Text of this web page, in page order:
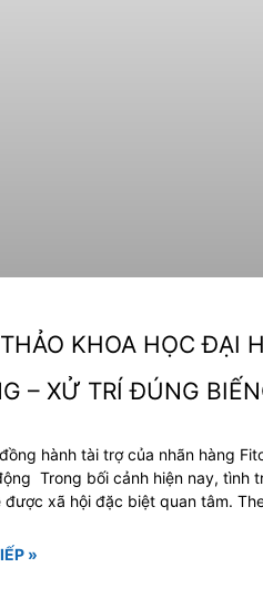
KHOA HỌC ĐẠI
– XỬ TRÍ ĐÚNG
hành tài trợ của nhãn hàng
Trong bối cảnh hiện nay, tình
được xã hội đặc biệt quan tâm.
»